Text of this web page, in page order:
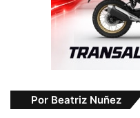
Por Beatriz Nuñez